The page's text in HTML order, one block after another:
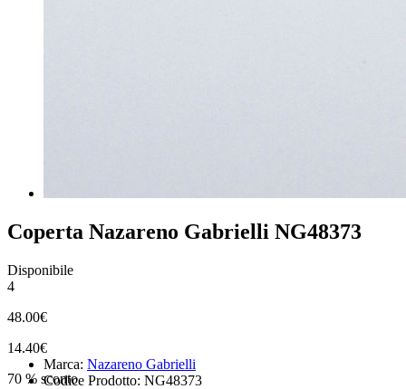
Coperta Nazareno Gabrielli NG48373
Disponibile
4
48.00€
14.40€
70 % sconto
Marca: Nazareno Gabrielli
Codice Prodotto: NG48373